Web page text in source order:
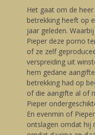
Het gaat om de
betrekking heeft op
jaar geleden.
Pieper deze porno
of ze zelf
verspreiding uit
hem gedane
betrekking had op
of die aangifte al of
Pieper
En evenmin of
ontslagen omdat hij